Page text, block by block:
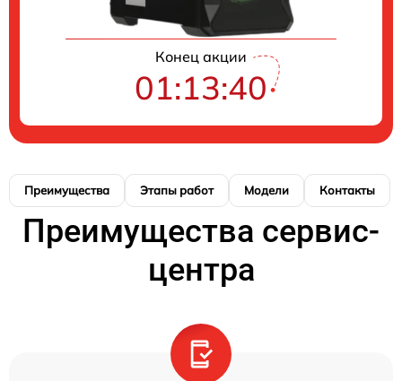
Конец акции
01:13:39
Преимущества Этапы работ Модели Контакты
Преимущества сервис-
центра